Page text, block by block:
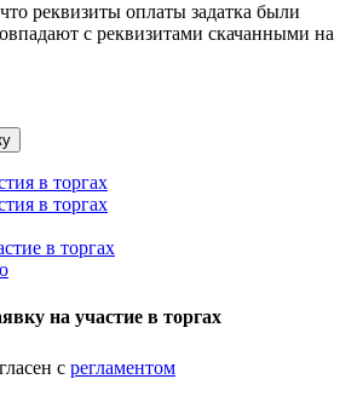
реквизиты оплаты задатка были
с реквизитами скачанными на
в торгах
в торгах
в торгах
на участие в торгах
с регламентом